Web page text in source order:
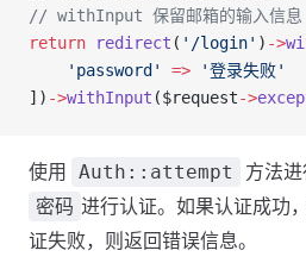
// withInput 保留邮箱的输入信息
return redirect ( '/login' ) ->
    'password'
=> '登录失败'
]) ->withInput ($request->
使用 Auth::attempt 方法
密码 进行认证。如果认证成功
证失败，则返回错误信息。